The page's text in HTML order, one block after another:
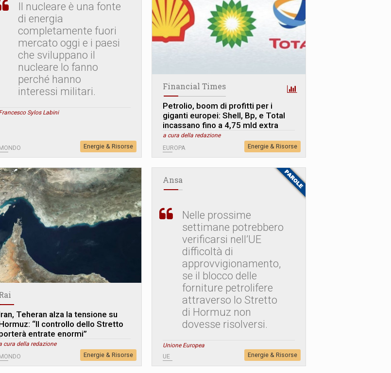
Il nucleare è una fonte
di energia
completamente fuori
mercato oggi e i paesi
che sviluppano il
nucleare lo fanno
perché hanno
interessi militari.
Sylos Labini
Energie & Risorse
Financial Times
Petrolio, boom di profitti per i
giganti europei: Shell, Bp, e Total
incassano fino a 4,75 mld extra
a cura della redazione
EUROPA Energie & Risorse
Teheran alza la tensione su
“Il controllo dello Stretto
entrate enormi”
cura della redazione
Energie & Risorse
Ansa
Nelle prossime
settimane potrebbero
verificarsi nell’UE
difficoltà di
approvvigionamento,
se il blocco delle
forniture petrolifere
attraverso lo Stretto
di Hormuz non
dovesse risolversi.
Unione Europea
UE Energie & Risorse